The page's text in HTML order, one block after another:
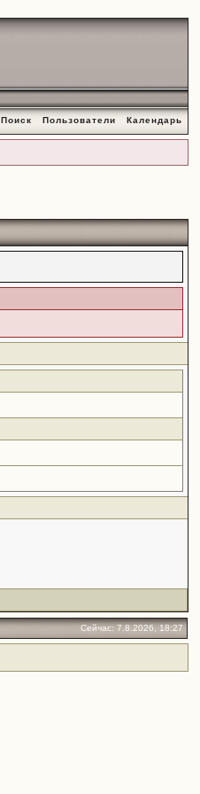
Поиск Пользователи Календарь
Сейчас: 7.8.2026, 18:27